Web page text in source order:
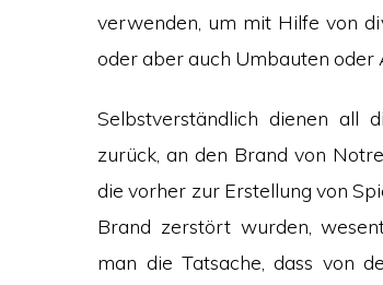
verwenden, um mit Hilfe von
oder aber auch Umbauten oder
Selbstverständlich dienen all
zurück, an den Brand von
die vorher zur Erstellung von
Brand zerstört wurden,
man die Tatsache, dass von